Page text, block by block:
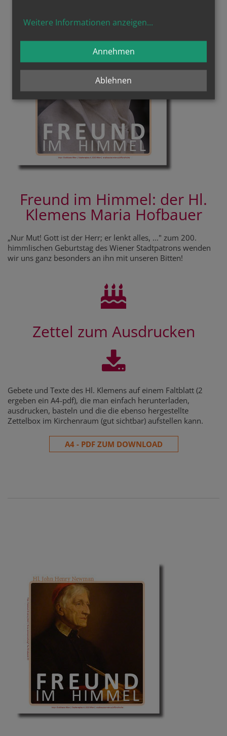
Freund im Himmel: der Hl.
Klemens Maria Hofbauer
„Nur Mut! Gott ist der Herr; er lenkt alles, ..." zum 200.
himmlischen Geburtstag des Wiener Stadtpatrons wenden
wir uns ganz besonders an ihn mit unseren Bitten!
Zettel zum Ausdrucken
Gebete und Texte des Hl. Klemens auf einem Faltblatt (2
ergeben ein A4-pdf), die man einfach herunterladen,
ausdrucken, basteln und die die ebenso hergestellte
Zettelbox im Kirchenraum (gut sichtbar) aufstellen kann.
A4 - PDF ZUM DOWNLOAD
Weitere Informationen anzeigen...
Ablehnen
Annehmen